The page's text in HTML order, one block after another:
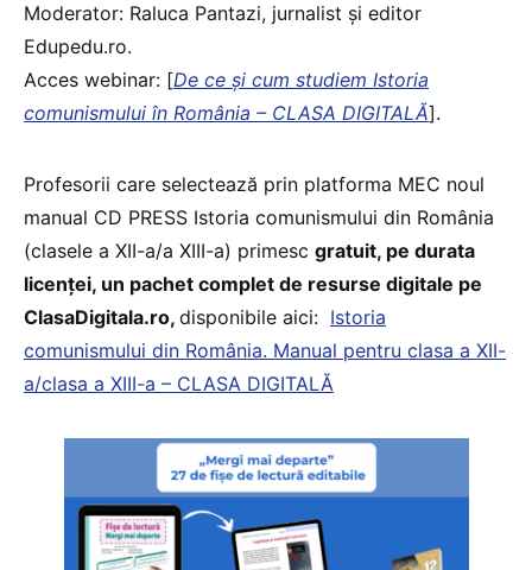
Moderator: Raluca Pantazi, jurnalist și editor
Edupedu.ro.
Acces webinar: [De ce și cum studiem Istoria
comunismului în România – CLASA DIGITALĂ].
Profesorii care selectează prin platforma MEC noul
manual CD PRESS Istoria comunismului din România
(clasele a XII-a/a XIII-a) primesc gratuit, pe durata
licenței, un pachet complet de resurse digitale pe
ClasaDigitala.ro, disponibile aici: Istoria
comunismului din România. Manual pentru clasa a XII-
a/clasa a XIII-a – CLASA DIGITALĂ